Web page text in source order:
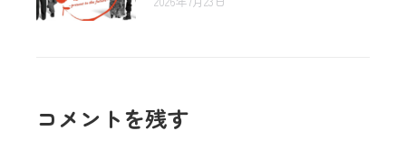
コメントを残す